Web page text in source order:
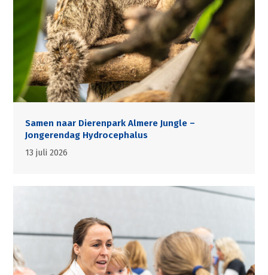
Samen naar Dierenpark Almere Jungle –
Jongerendag Hydrocephalus
13 juli 2026